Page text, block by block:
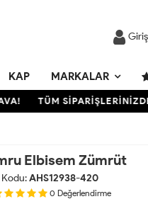
KAP MARKALAR
TÜM SİPARİŞLERİNİZDE
Elbisem Zümrüt
AHS12938-420
0 Değerlendirme